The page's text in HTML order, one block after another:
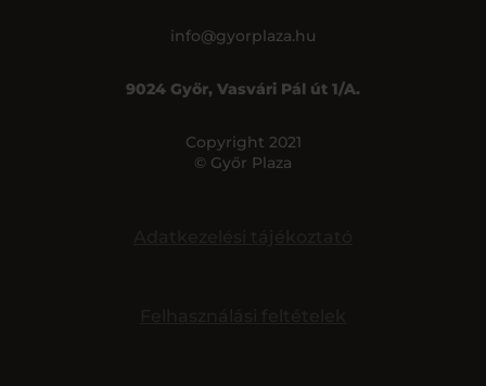
info@gyorplaza.hu
9024 Győr, Vasvári Pál út 1/A.
Copyright 2021
© Győr Plaza